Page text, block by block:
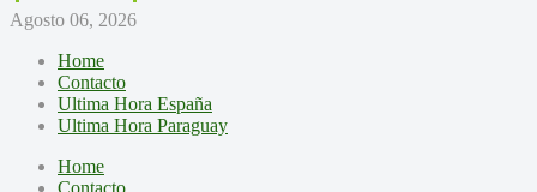
Agosto 06, 2026
Home
Contacto
Ultima Hora España
Ultima Hora Paraguay
Home
Contacto